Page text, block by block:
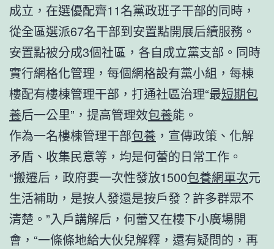
成立，在選優配齊11名黨政班子干部的同時，
從全區選派67名干部到安置點開展后續服務。
安置點被分成3個社區，各自成立黨支部。同時
實行網格化管理，每個網格設有黨小組，每棟
樓配有樓棟管理干部，打通社區治理“最短期包
養后一公里”，提高管理效包養能。
作為一名樓棟管理干部包養 ，宣傳政策、化解
矛盾、收集民意等，均是何蕾的日常工作。
“搬遷后，政府要一次性發放1500包養網單次元
生活補助，是按人發還是按戶發？許多群眾不
清楚。”入戶講解后，何蕾又在樓下小廣場開
會，“一條條地給大伙兒解釋，還有疑問的，再